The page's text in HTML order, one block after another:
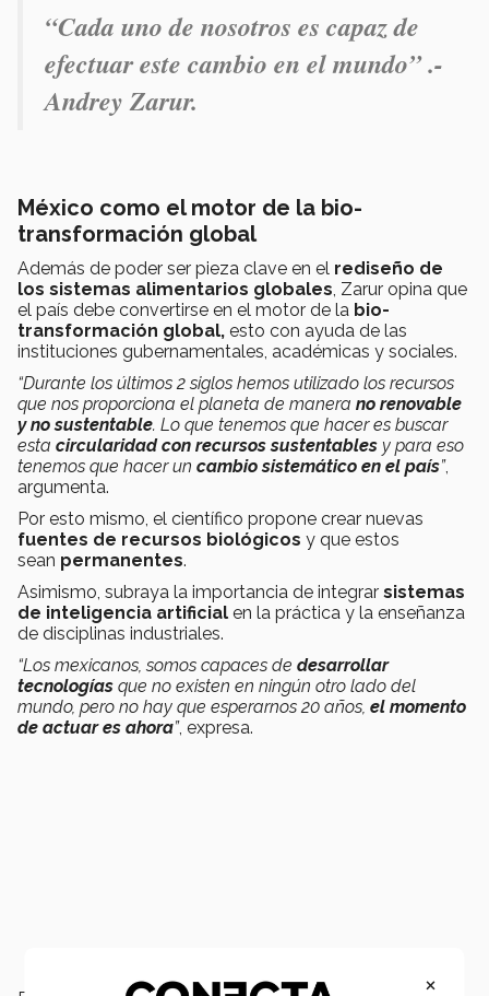
“Cada uno de nosotros es capaz de
efectuar este cambio en el mundo” .-
Andrey Zarur.
México como el motor de la bio-
transformación global
Además de poder ser pieza clave en el rediseño de
los sistemas alimentarios globales, Zarur opina que
el país debe convertirse en el motor de la bio-
transformación global, esto con ayuda de las
instituciones gubernamentales, académicas y sociales.
“Durante los últimos 2 siglos hemos utilizado los recursos
que nos proporciona el planeta de manera no renovable
y no sustentable. Lo que tenemos que hacer es buscar
esta circularidad con recursos sustentables y para eso
tenemos que hacer un cambio sistemático en el país”,
argumenta.
Por esto mismo, el científico propone crear nuevas
fuentes de recursos biológicos y que estos
sean permanentes.
Asimismo, subraya la importancia de integrar sistemas
de inteligencia artificial en la práctica y la enseñanza
de disciplinas industriales.
“Los mexicanos, somos capaces de desarrollar
tecnologías que no existen en ningún otro lado del
mundo, pero no hay que esperarnos 20 años, el momento
de actuar es ahora”, expresa.
×